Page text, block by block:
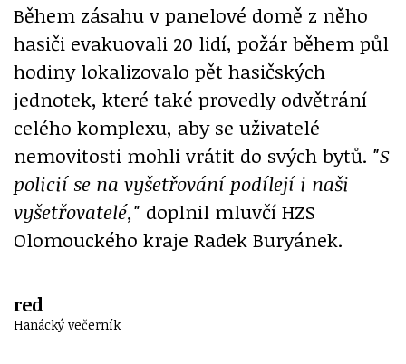
Během zásahu v panelové domě z něho
hasiči evakuovali 20 lidí, požár během půl
hodiny lokalizovalo pět hasičských
jednotek, které také provedly odvětrání
celého komplexu, aby se uživatelé
nemovitosti mohli vrátit do svých bytů. "S
policií se na vyšetřování podílejí i naši
vyšetřovatelé," doplnil mluvčí HZS
Olomouckého kraje Radek Buryánek.
red
Hanácký večerník